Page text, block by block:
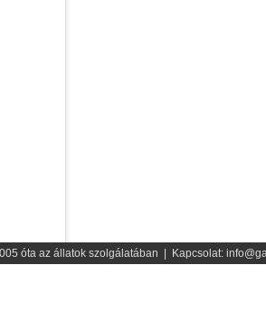
óta az állatok szolgálatában | Kapcsolat: